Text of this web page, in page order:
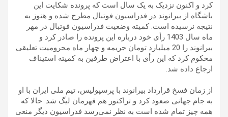
کرد و اکنون نزدیک به یک سال است که پرونده شکایت این
باشگاه از بیرانوند در فدراسیون فوتبال مطرح شده و هنوز به
نتیجه نرسیده است. کمیته وضعیت فدراسیون فوتبال در مهر
ماه سال 1403 رأی خود درباره این پرونده را صادر کرد و
بیرانوند را 20 میلیارد تومان جریمه و چهار ماه محرومیت تعلیقی
محکوم کرد که این رأی با اعتراض طرفین به کمیته استیناف
ارجاع داده شد.
از زمان فسخ قرارداد بیرانوند با پرسپولیس، تیم ملی ایران با او
به جام جهانی صعود کرد و تراکتور هم قهرمان لیگ شد. حالا که
همه چیز تمام شده است به نظر نمی‌رسد فدراسیون دیگر منعی